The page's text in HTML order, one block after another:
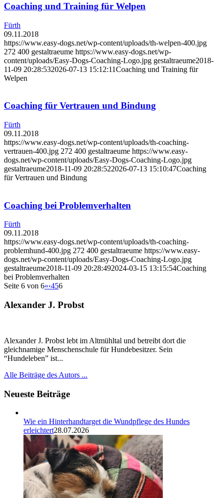
Coaching und Training für Welpen
Fürth
09.11.2018
https://www.easy-dogs.net/wp-content/uploads/th-welpen-400.jpg
272 400 gestaltraeume https://www.easy-dogs.net/wp-
content/uploads/Easy-Dogs-Coaching-Logo.jpg gestaltraeume2018-
11-09 20:28:532026-07-13 15:12:11Coaching und Training für
Welpen
Coaching für Vertrauen und Bindung
Fürth
09.11.2018
https://www.easy-dogs.net/wp-content/uploads/th-coaching-
vertrauen-400.jpg 272 400 gestaltraeume https://www.easy-
dogs.net/wp-content/uploads/Easy-Dogs-Coaching-Logo.jpg
gestaltraeume2018-11-09 20:28:522026-07-13 15:10:47Coaching
für Vertrauen und Bindung
Coaching bei Problemverhalten
Fürth
09.11.2018
https://www.easy-dogs.net/wp-content/uploads/th-coaching-
problemhund-400.jpg 272 400 gestaltraeume https://www.easy-
dogs.net/wp-content/uploads/Easy-Dogs-Coaching-Logo.jpg
gestaltraeume2018-11-09 20:28:492024-03-15 13:15:54Coaching
bei Problemverhalten
Seite 6 von 6«‹456
Alexander J. Probst
Alexander J. Probst lebt im Altmühltal und betreibt dort die
gleichnamige Menschenschule für Hundebesitzer. Sein
“Hundeleben” ist...
Alle Beiträge des Autors ...
Neueste Beiträge
Wie ein Hinterhandtarget die Wundpflege des Hundes
erleichtert28.07.2026